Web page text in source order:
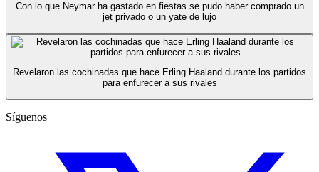
Con lo que Neymar ha gastado en fiestas se pudo haber comprado un
jet privado o un yate de lujo
Revelaron las cochinadas que hace Erling Haaland durante los partidos
para enfurecer a sus rivales
Síguenos